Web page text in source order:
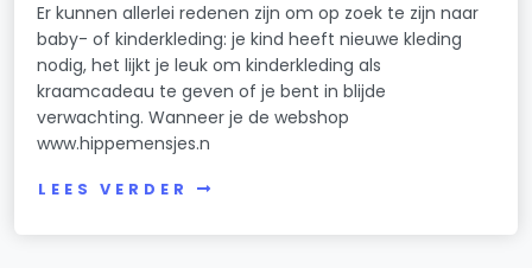
Er kunnen allerlei redenen zijn om op zoek te zijn naar
baby- of kinderkleding: je kind heeft nieuwe kleding
nodig, het lijkt je leuk om kinderkleding als
kraamcadeau te geven of je bent in blijde
verwachting. Wanneer je de webshop
www.hippemensjes.n
LEES VERDER